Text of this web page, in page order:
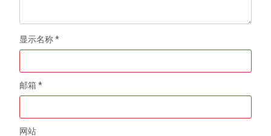
显示名称*
邮箱*
网站